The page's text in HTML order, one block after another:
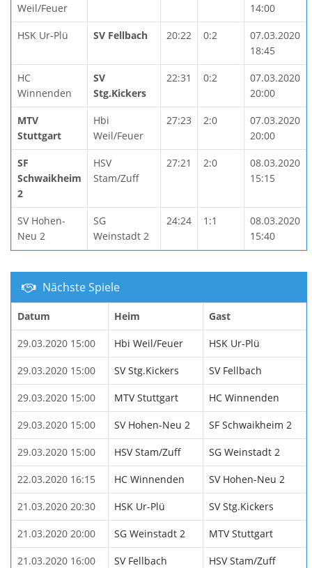
Weil/Feuer
14:00
HSK Ur-Plü SV Fellbach 20:22 0:2
07.03.2020
18:45
HC
Winnenden
SV
Stg.Kickers
22:31 0:2
07.03.2020
20:00
MTV
Stuttgart
Hbi
Weil/Feuer
27:23 2:0
07.03.2020
20:00
SF
Schwaikheim
2
HSV
Stam/Zuff
27:21 2:0
08.03.2020
15:15
SV Hohen-
Neu 2
SG
Weinstadt 2
24:24 1:1
08.03.2020
15:40
Nächste Spiele
Datum Heim Gast
29.03.2020 15:00 Hbi Weil/Feuer HSK Ur-Plü
29.03.2020 15:00 SV Stg.Kickers SV Fellbach
29.03.2020 15:00 MTV Stuttgart HC Winnenden
29.03.2020 15:00 SV Hohen-Neu 2 SF Schwaikheim 2
29.03.2020 15:00 HSV Stam/Zuff SG Weinstadt 2
22.03.2020 16:15 HC Winnenden SV Hohen-Neu 2
21.03.2020 20:30 HSK Ur-Plü SV Stg.Kickers
21.03.2020 20:00 SG Weinstadt 2 MTV Stuttgart
21.03.2020 16:00 SV Fellbach HSV Stam/Zuff